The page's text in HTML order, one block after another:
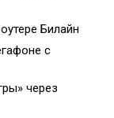
Билайн
с
через